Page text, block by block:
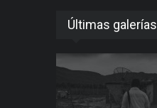
Últimas galerías